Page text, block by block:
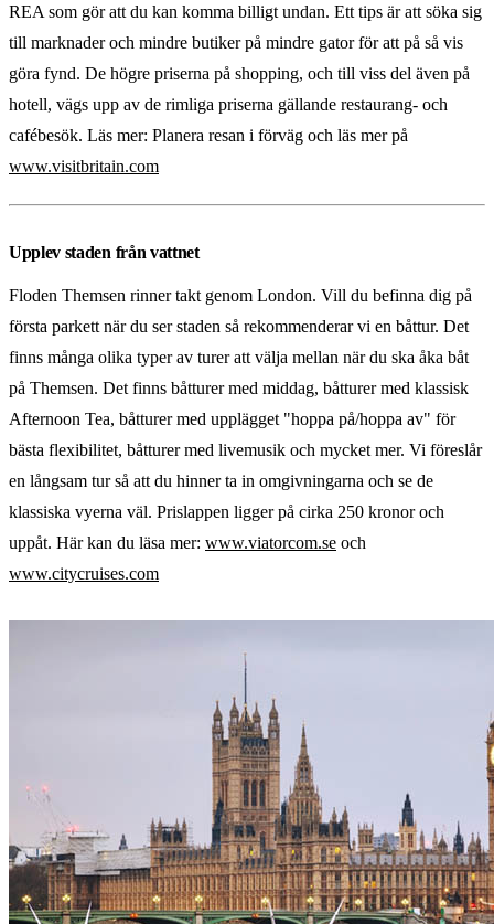
REA som gör att du kan komma billigt undan. Ett tips är att söka sig
till marknader och mindre butiker på mindre gator för att på så vis
göra fynd. De högre priserna på shopping, och till viss del även på
hotell, vägs upp av de rimliga priserna gällande restaurang- och
cafébesök. Läs mer: Planera resan i förväg och läs mer på
www.visitbritain.com
Upplev staden från vattnet
Floden Themsen rinner takt genom London. Vill du befinna dig på
första parkett när du ser staden så rekommenderar vi en båttur. Det
finns många olika typer av turer att välja mellan när du ska åka båt
på Themsen. Det finns båtturer med middag, båtturer med klassisk
Afternoon Tea, båtturer med upplägget "hoppa på/hoppa av" för
bästa flexibilitet, båtturer med livemusik och mycket mer. Vi föreslår
en långsam tur så att du hinner ta in omgivningarna och se de
klassiska vyerna väl. Prislappen ligger på cirka 250 kronor och
uppåt. Här kan du läsa mer: www.viatorcom.se och
www.citycruises.com